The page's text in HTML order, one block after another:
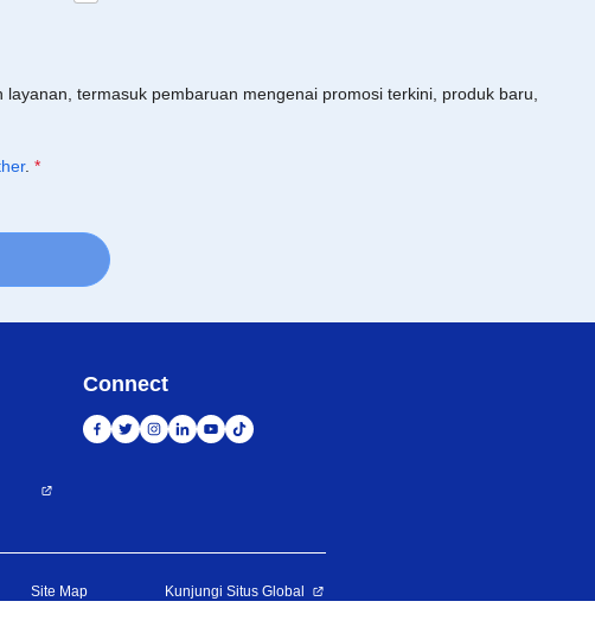
termasuk pembaruan mengenai promosi terkini, produk baru,
. *
Connect
Site Map Kunjungi Situs Global